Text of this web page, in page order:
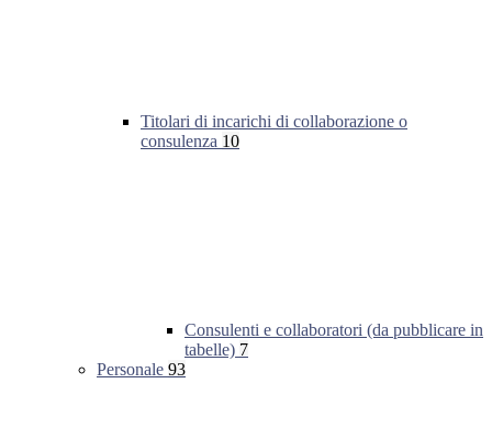
Titolari di incarichi di collaborazione o
consulenza 10
Consulenti e collaboratori (da pubblicare in
tabelle) 7
Personale 93